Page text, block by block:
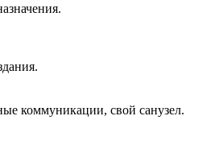
коммуникации, свой санузел.